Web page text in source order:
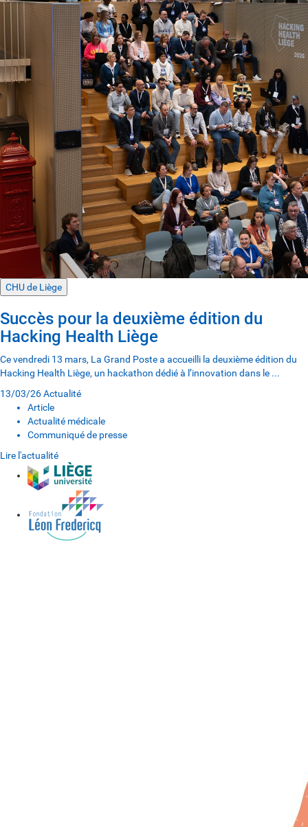
CHU de Liège
Succès pour la deuxième édition du
Hacking Health Liège
Ce vendredi 13 mars, La Grand Poste a accueilli la deuxième édition du
Hacking Health Liège, un hackathon dédié à l’innovation dans le ...
13/03/26Actualité
Article
Actualité médicale
Communiqué de presse
Lire l'actualité